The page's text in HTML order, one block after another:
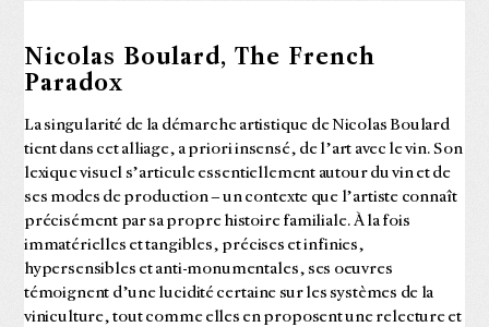
Nicolas Boulard, The French
Paradox
La singularité de la démarche artistique de Nicolas Boulard
tient dans cet alliage, a priori insensé, de l’art avec le vin. Son
lexique visuel s’articule essentiellement autour du vin et de
ses modes de production – un contexte que l’artiste connaît
précisément par sa propre histoire familiale. À la fois
immatérielles et tangibles, précises et infinies,
hypersensibles et anti-monumentales, ses oeuvres
témoignent d’une lucidité certaine sur les systèmes de la
viniculture, tout comme elles en proposent une relecture et